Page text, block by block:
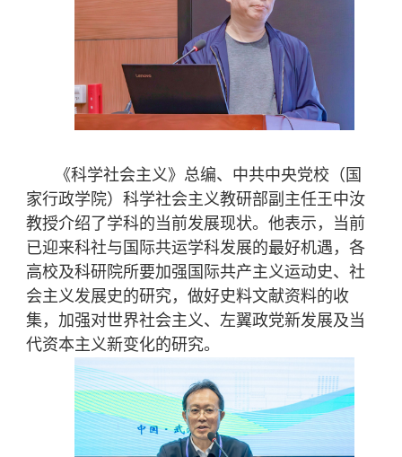
《科学社会主义》总编、中共中央党校（国
家行政学院）科学社会主义教研部副主任王中汝
教授介绍了学科的当前发展现状。他表示，当前
已迎来科社与国际共运学科发展的最好机遇，各
高校及科研院所要加强国际共产主义运动史、社
会主义发展史的研究，做好史料文献资料的收
集，加强对世界社会主义、左翼政党新发展及当
代资本主义新变化的研究。